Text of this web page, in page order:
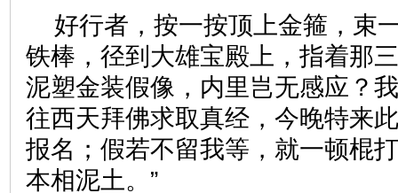
好行者，按一按顶上金箍，束
铁棒，径到大雄宝殿上，指着那
泥塑金装假像，内里岂无感应？
往西天拜佛求取真经，今晚特来
报名；假若不留我等，就一顿棍
本相泥土。”